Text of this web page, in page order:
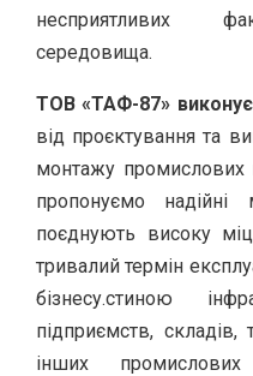
несприятливих
середовища.
ТОВ «ТАФ-87»
від проєктування та
монтажу промислових
пропонуємо надійні
поєднують високу
тривалий термін
бізнесу.стиною
підприємств, складів,
інших промислових